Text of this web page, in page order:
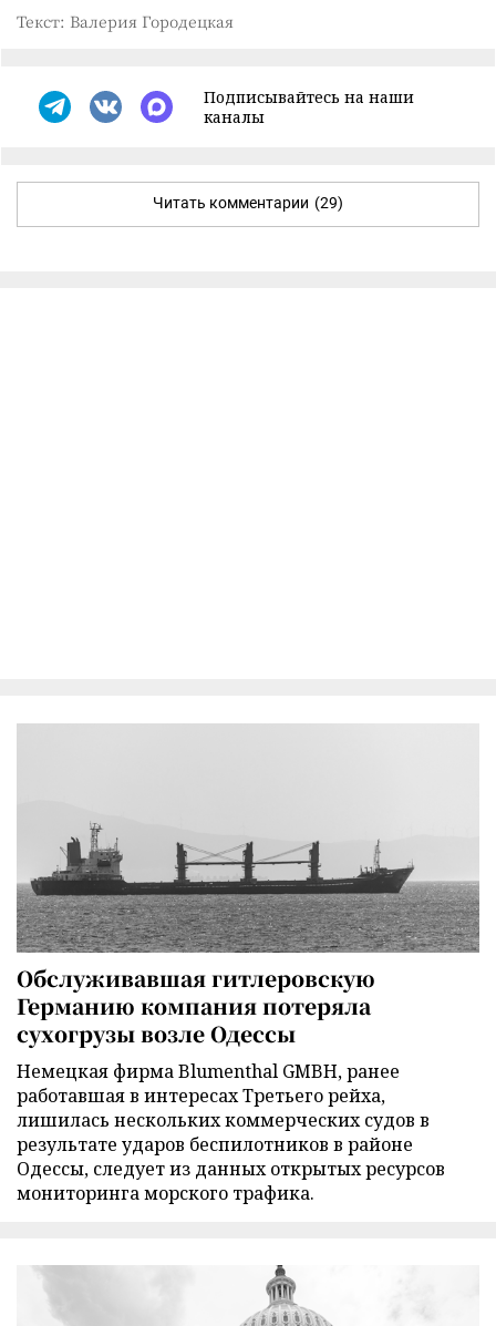
Текст: Валерия Городецкая
Подписывайтесь на наши
каналы
Читать комментарии (29)
Обслуживавшая гитлеровскую
Германию компания потеряла
сухогрузы возле Одессы
Немецкая фирма Blumenthal GMBH, ранее
работавшая в интересах Третьего рейха,
лишилась нескольких коммерческих судов в
результате ударов беспилотников в районе
Одессы, следует из данных открытых ресурсов
мониторинга морского трафика.